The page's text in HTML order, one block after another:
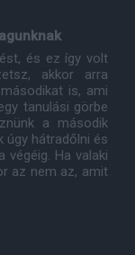
és ez így volt
akkor arra
is, ami
tanulási görbe
a második
úgy hátradőlni és
végéig. Ha valaki
az nem az, amit